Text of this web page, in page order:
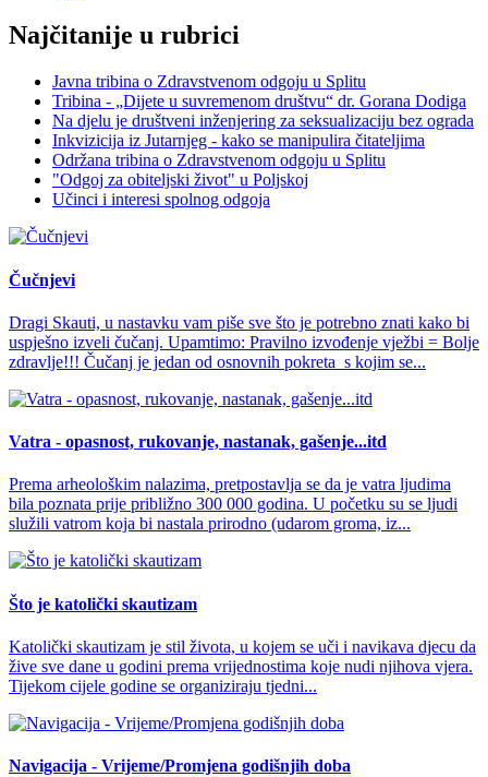
Najčitanije u rubrici
Javna tribina o Zdravstvenom odgoju u Splitu
Tribina - „Dijete u suvremenom društvu“ dr. Gorana Dodiga
Na djelu je društveni inženjering za seksualizaciju bez ograda
Inkvizicija iz Jutarnjeg - kako se manipulira čitateljima
Održana tribina o Zdravstvenom odgoju u Splitu
"Odgoj za obiteljski život" u Poljskoj
Učinci i interesi spolnog odgoja
Čučnjevi
Dragi Skauti, u nastavku vam piše sve što je potrebno znati kako bi
uspješno izveli čučanj. Upamtimo: Pravilno izvođenje vježbi = Bolje
zdravlje!!! Čučanj je jedan od osnovnih pokreta s kojim se...
Vatra - opasnost, rukovanje, nastanak, gašenje...itd
Prema arheološkim nalazima, pretpostavlja se da je vatra ljudima
bila poznata prije približno 300 000 godina. U početku su se ljudi
služili vatrom koja bi nastala prirodno (udarom groma, iz...
Što je katolički skautizam
Katolički skautizam je stil života, u kojem se uči i navikava djecu da
žive sve dane u godini prema vrijednostima koje nudi njihova vjera.
Tijekom cijele godine se organiziraju tjedni...
Navigacija - Vrijeme/Promjena godišnjih doba